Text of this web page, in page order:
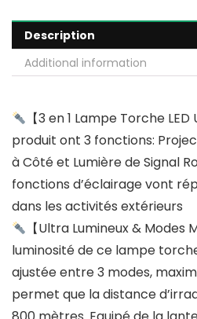
Description
Additional information
【3 en 1 Lampe Torche
produit ont 3 fonctions:
à Côté et Lumière de Signal
fonctions d’éclairage vont
dans les activités extérieurs
【Ultra Lumineux & Modes
luminosité de ce lampe
ajustée entre 3 modes,
permet que la distance